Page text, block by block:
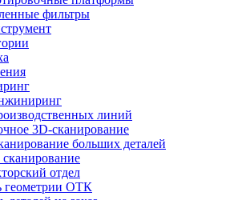
фильтры
линий
3D-сканирование
больших деталей
сканирование
отдел
геометрии ОТК